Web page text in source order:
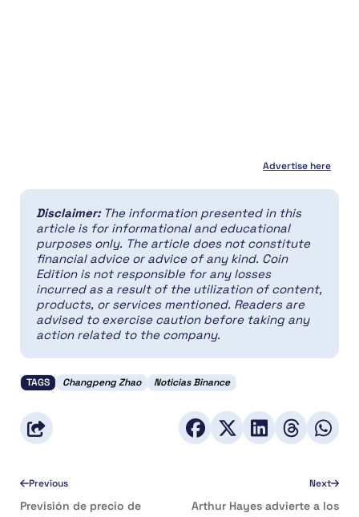
Advertise here
Disclaimer: The information presented in this
article is for informational and educational
purposes only. The article does not constitute
financial advice or advice of any kind. Coin
Edition is not responsible for any losses
incurred as a result of the utilization of content,
products, or services mentioned. Readers are
advised to exercise caution before taking any
action related to the company.
TAGS Changpeng Zhao Noticias Binance
Previous
Previsión de precio de
Next
Arthur Hayes advierte a los